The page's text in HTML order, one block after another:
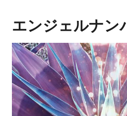
エンジェルナン